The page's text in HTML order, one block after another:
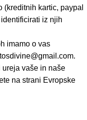
(kreditnih kartic, paypal
iz njih
imamo o vas
vaše in naše
na strani Evropske